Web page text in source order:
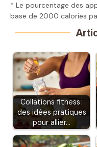
* Le pourcentage des
base de 2000 calories
Collations fitness :
des idées pratiques
pour allier…